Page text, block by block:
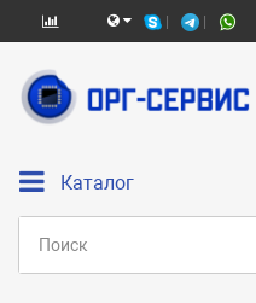
Каталог